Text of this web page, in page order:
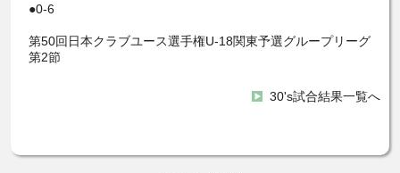
●0-6
第50回日本クラブユース選手権U-18関東予選グループリーグ
第2節
30's試合結果一覧へ